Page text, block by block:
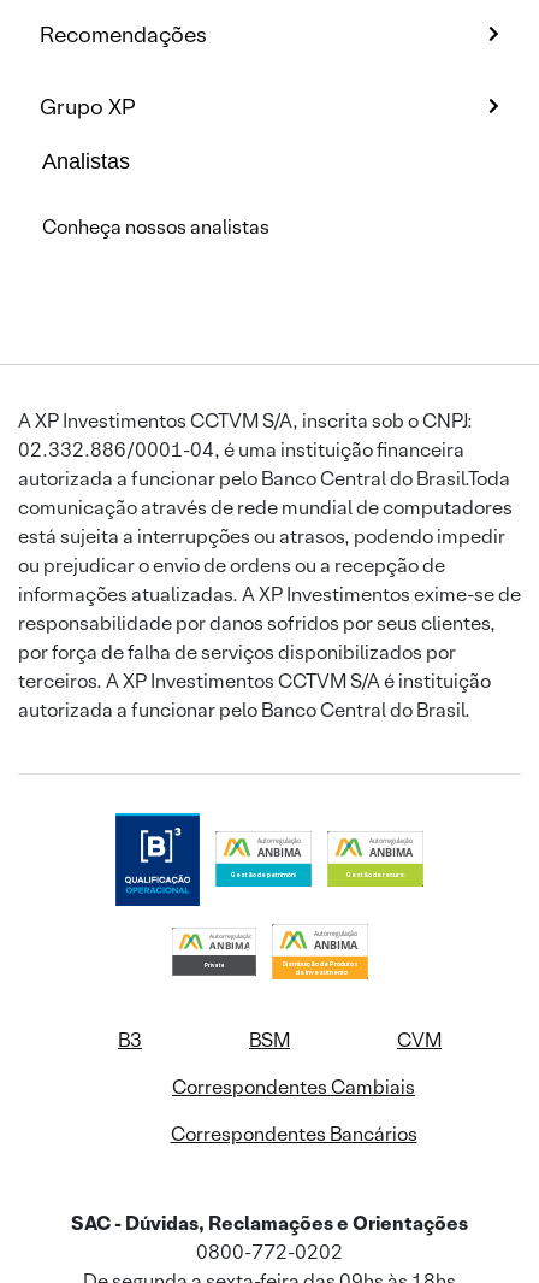
Recomendações
Grupo XP
Analistas
Conheça nossos analistas
A XP Investimentos CCTVM S/A, inscrita sob o CNPJ:
02.332.886/0001-04, é uma instituição financeira
autorizada a funcionar pelo Banco Central do Brasil.Toda
comunicação através de rede mundial de computadores
está sujeita a interrupções ou atrasos, podendo impedir
ou prejudicar o envio de ordens ou a recepção de
informações atualizadas. A XP Investimentos exime-se de
responsabilidade por danos sofridos por seus clientes,
por força de falha de serviços disponibilizados por
terceiros. A XP Investimentos CCTVM S/A é instituição
autorizada a funcionar pelo Banco Central do Brasil.
B3 BSM
CVM
Correspondentes Cambiais
Correspondentes Bancários
SAC - Dúvidas, Reclamações e Orientações
0800-772-0202